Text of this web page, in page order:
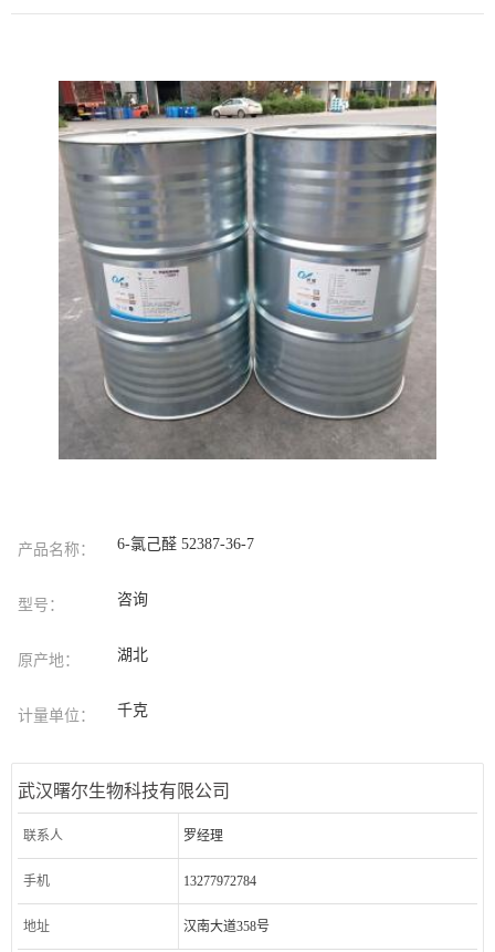
产品名称： 6-氯己醛 52387-36-7
型号： 咨询
原产地： 湖北
计量单位： 千克
武汉曙尔生物科技有限公司
联系人 罗经理
手机 13277972784
地址 汉南大道358号